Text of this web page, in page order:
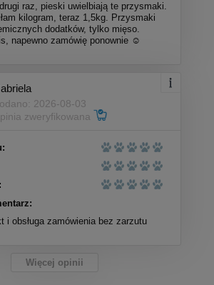
raz, pieski uwielbiają te przysmaki.
kilogram, teraz 1,5kg. Przysmaki
dodatków, tylko mięso.
napewno zamówię ponownie ☺️
2026-08-03
zweryfikowana
i obsługa zamówienia bez zarzutu
Więcej opinii